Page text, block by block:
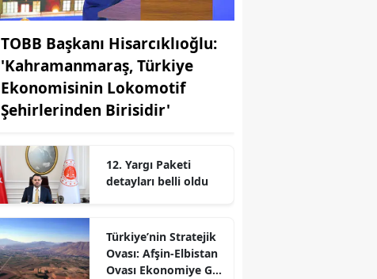
TOBB Başkanı Hisarcıklıoğlu:
'Kahramanmaraş, Türkiye
Ekonomisinin Lokomotif
Şehirlerinden Birisidir'
12. Yargı Paketi
detayları belli oldu
Türkiye’nin Stratejik
Ovası: Afşin-Elbistan
Ovası Ekonomiye Güç